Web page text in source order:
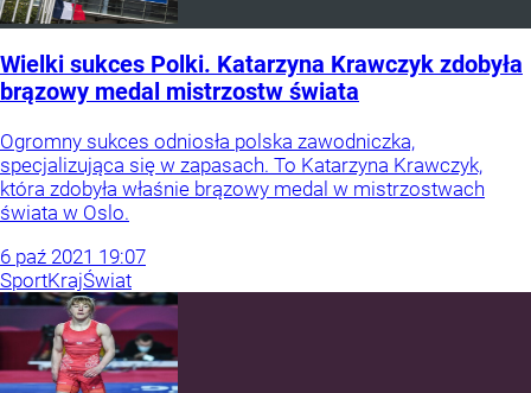
Wielki sukces Polki. Katarzyna Krawczyk zdobyła
brązowy medal mistrzostw świata
Ogromny sukces odniosła polska zawodniczka,
specjalizująca się w zapasach. To Katarzyna Krawczyk,
która zdobyła właśnie brązowy medal w mistrzostwach
świata w Oslo.
6 paź 2021 19:07
SportKrajŚwiat